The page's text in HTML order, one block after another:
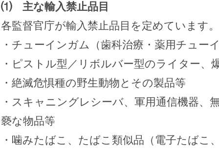
⑴ 主な輸入禁止品目
各監督官庁が輸入禁止品目を定めています。
・チューインガム（歯科治療・薬用チュー
・ピストル型／リボルバー型のライター、
・絶滅危惧種の野生動物とその製品等
・スキャニングレシーバ、軍用通信機器、
褻な物品等
・噛みたばこ、たばこ類似品（電子たばこ